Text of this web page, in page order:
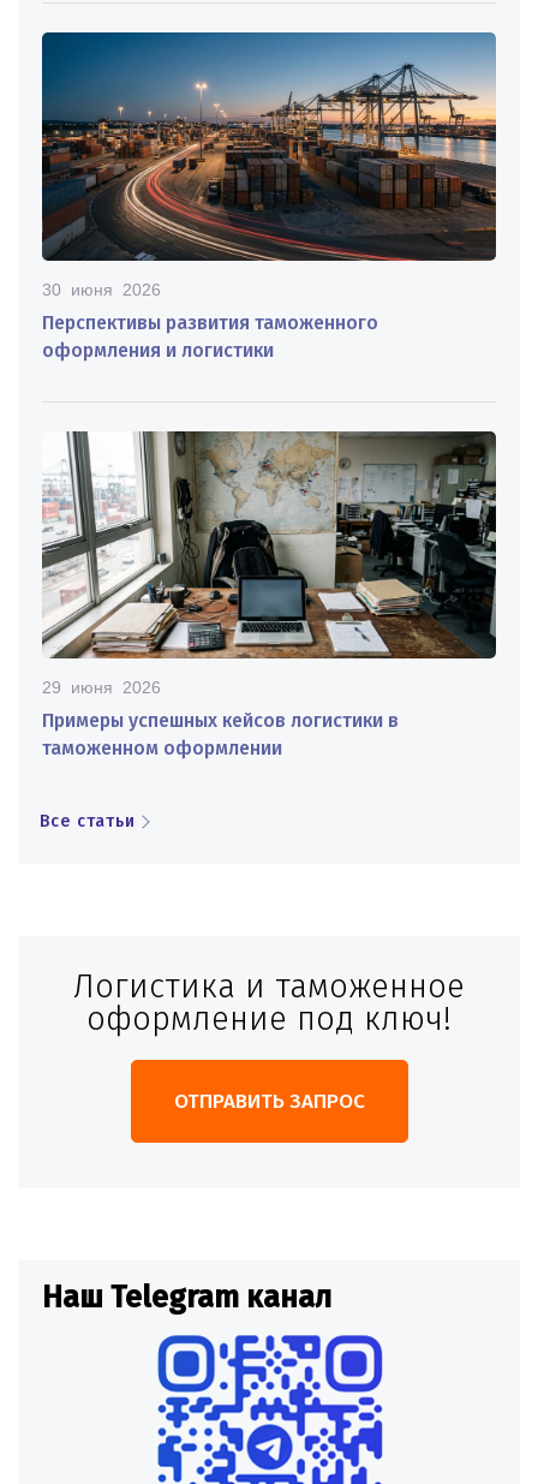
30 июня 2026
Перспективы развития таможенного
оформления и логистики
29 июня 2026
Примеры успешных кейсов логистики в
таможенном оформлении
Все статьи
Логистика и таможенное
оформление под ключ!
ОТПРАВИТЬ ЗАПРОС
Наш Telegram канал